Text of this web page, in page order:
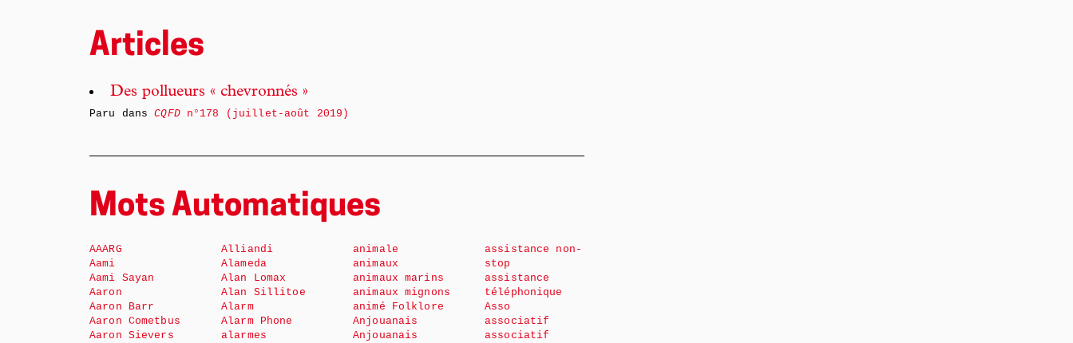
Articles
Des pollueurs « chevronnés »
Paru dansCQFDn°178 (juillet-août 2019)
Mots Automatiques
AAARG
Aami
Aami Sayan
Aaron
Aaron Barr
Aaron Cometbus
Aaron Sievers
Alliandi
Alameda
Alan Lomax
Alan Sillitoe
Alarm
Alarm Phone
alarmes
animale
animaux
animaux marins
animaux mignons
animé Folklore
Anjouanais
Anjouanais
assistance non-
stop
assistance
téléphonique
Asso
associatif
associatif